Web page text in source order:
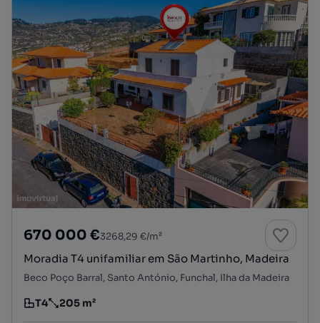
670 000 €3268,29 €/m²
Moradia T4 unifamiliar em São Martinho, Madeira
Beco Poço Barral, Santo António, Funchal, Ilha da Madeira
Tipologia
T4
Preço por metro quadrado
205 m²